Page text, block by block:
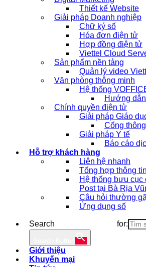
Thiết kế Website
Giải pháp Doanh nghiệp
Chữ ký số
Hóa đơn điện tử
Hợp đồng điện tử
Viettel Cloud
Sản phẩm nền tảng
Quản lý video
Văn phòng thông minh
Hệ thống
Hướng
Chính quyền điện tử
Giải pháp Giáo
Cổng
Giải pháp Y tế
Báo cáo
Hỗ trợ khách hàng
Liên hệ nhanh
Tổng hợp thông
Hệ thống bưu cục
Post tại Bà Rịa
Câu hỏi thường
Ứng dụng số
Search for:
Giới thiệu
Khuyến mại